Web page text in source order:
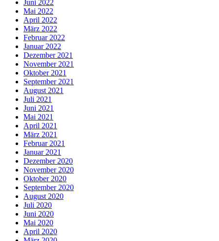
Juni 2022
Mai 2022
April 2022
März 2022
Februar 2022
Januar 2022
Dezember 2021
November 2021
Oktober 2021
September 2021
August 2021
Juli 2021
Juni 2021
Mai 2021
April 2021
März 2021
Februar 2021
Januar 2021
Dezember 2020
November 2020
Oktober 2020
September 2020
August 2020
Juli 2020
Juni 2020
Mai 2020
April 2020